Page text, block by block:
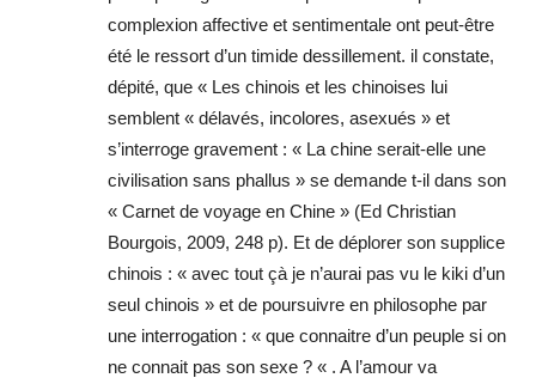
complexion affective et sentimentale ont peut-être
été le ressort d’un timide dessillement. il constate,
dépité, que « Les chinois et les chinoises lui
semblent « délavés, incolores, asexués » et
s’interroge gravement : « La chine serait-elle une
civilisation sans phallus » se demande t-il dans son
« Carnet de voyage en Chine » (Ed Christian
Bourgois, 2009, 248 p). Et de déplorer son supplice
chinois : « avec tout çà je n’aurai pas vu le kiki d’un
seul chinois » et de poursuivre en philosophe par
une interrogation : « que connaitre d’un peuple si on
ne connait pas son sexe ? « . A l’amour va